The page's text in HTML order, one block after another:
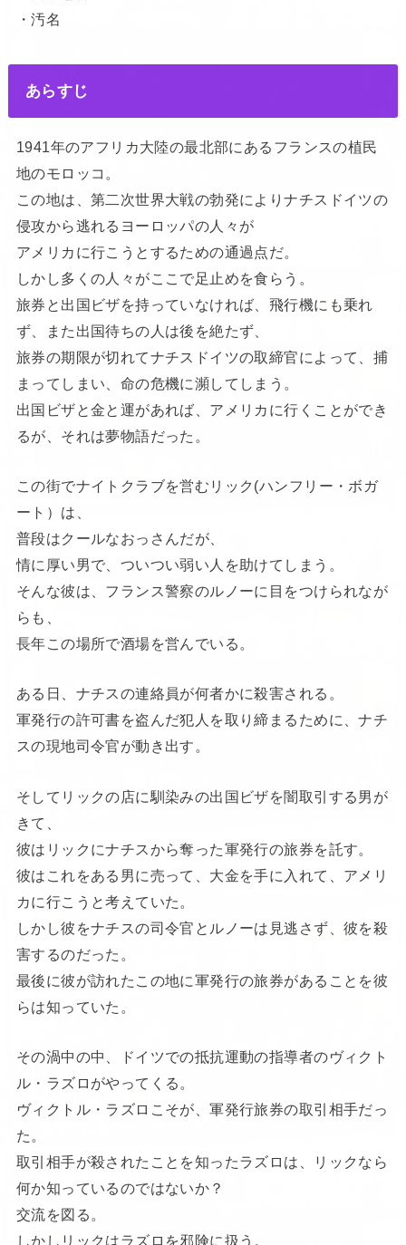
・汚名
あらすじ
1941年のアフリカ大陸の最北部にあるフランスの植民
地のモロッコ。
この地は、第二次世界大戦の勃発によりナチスドイツの
侵攻から逃れるヨーロッパの人々が
アメリカに行こうとするための通過点だ。
しかし多くの人々がここで足止めを食らう。
旅券と出国ビザを持っていなければ、飛行機にも乗れ
ず、また出国待ちの人は後を絶たず、
旅券の期限が切れてナチスドイツの取締官によって、捕
まってしまい、命の危機に瀕してしまう。
出国ビザと金と運があれば、アメリカに行くことができ
るが、それは夢物語だった。
この街でナイトクラブを営むリック(ハンフリー・ボガ
ート）は、
普段はクールなおっさんだが、
情に厚い男で、ついつい弱い人を助けてしまう。
そんな彼は、フランス警察のルノーに目をつけられなが
らも、
長年この場所で酒場を営んでいる。
ある日、ナチスの連絡員が何者かに殺害される。
軍発行の許可書を盗んだ犯人を取り締まるために、ナチ
スの現地司令官が動き出す。
そしてリックの店に馴染みの出国ビザを闇取引する男が
きて、
彼はリックにナチスから奪った軍発行の旅券を託す。
彼はこれをある男に売って、大金を手に入れて、アメリ
カに行こうと考えていた。
しかし彼をナチスの司令官とルノーは見逃さず、彼を殺
害するのだった。
最後に彼が訪れたこの地に軍発行の旅券があることを彼
らは知っていた。
その渦中の中、ドイツでの抵抗運動の指導者のヴィクト
ル・ラズロがやってくる。
ヴィクトル・ラズロこそが、軍発行旅券の取引相手だっ
た。
取引相手が殺されたことを知ったラズロは、リックなら
何か知っているのではないか？
交流を図る。
しかしリックはラズロを邪険に扱う。